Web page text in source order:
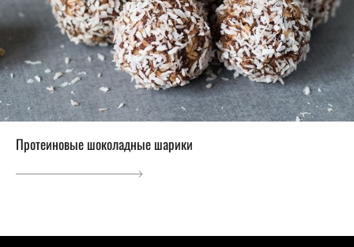
Протеиновые шоколадные шарики